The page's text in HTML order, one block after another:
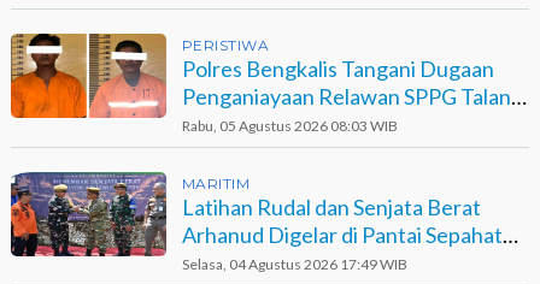
PERISTIWA
Polres Bengkalis Tangani Dugaan
Penganiayaan Relawan SPPG Talang
Muandau
Rabu, 05 Agustus 2026 08:03 WIB
MARITIM
Latihan Rudal dan Senjata Berat
Arhanud Digelar di Pantai Sepahat
Bengkalis
Selasa, 04 Agustus 2026 17:49 WIB